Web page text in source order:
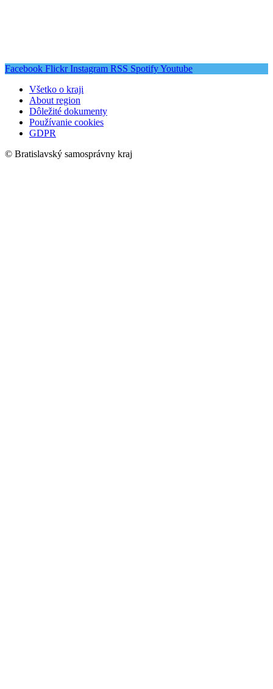
Facebook Flickr Instagram RSS SpotifyYoutube
Všetko o kraji
About region
Dôležité dokumenty
Používanie cookies
GDPR
© Bratislavský samosprávny kraj